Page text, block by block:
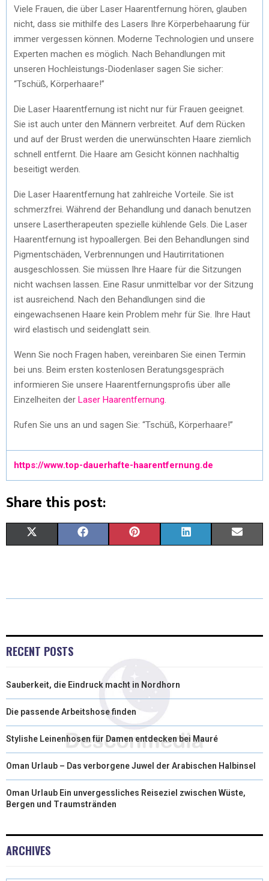
Viele Frauen, die über Laser Haarentfernung hören, glauben
nicht, dass sie mithilfe des Lasers Ihre Körperbehaarung für
immer vergessen können. Moderne Technologien und unsere
Experten machen es möglich. Nach Behandlungen mit
unseren Hochleistungs-Diodenlaser sagen Sie sicher:
“Tschüß, Körperhaare!”
Die Laser Haarentfernung ist nicht nur für Frauen geeignet.
Sie ist auch unter den Männern verbreitet. Auf dem Rücken
und auf der Brust werden die unerwünschten Haare ziemlich
schnell entfernt. Die Haare am Gesicht können nachhaltig
beseitigt werden.
Die Laser Haarentfernung hat zahlreiche Vorteile. Sie ist
schmerzfrei. Während der Behandlung und danach benutzen
unsere Lasertherapeuten spezielle kühlende Gels. Die Laser
Haarentfernung ist hypoallergen. Bei den Behandlungen sind
Pigmentschäden, Verbrennungen und Hautirritationen
ausgeschlossen. Sie müssen Ihre Haare für die Sitzungen
nicht wachsen lassen. Eine Rasur unmittelbar vor der Sitzung
ist ausreichend. Nach den Behandlungen sind die
eingewachsenen Haare kein Problem mehr für Sie. Ihre Haut
wird elastisch und seidenglatt sein.
Wenn Sie noch Fragen haben, vereinbaren Sie einen Termin
bei uns. Beim ersten kostenlosen Beratungsgespräch
informieren Sie unsere Haarentfernungsprofis über alle
Einzelheiten der Laser Haarentfernung
Rufen Sie uns an und sagen Sie: “Tschüß, Körperhaare!”
https://www.top-dauerhafte-haarentfernung.de
Share this post:
W
E
)
E
K
T
S
K I
RECENT POSTS
Sauberkeit, die Eindruck macht in Nordhorn
Die passende Arbeitshose finden
Stylishe Leinenhosen für Damen entdecken bei Mauré
Oman Urlaub – Das verborgene Juwel der Arabischen Halbinsel
Oman Urlaub Ein unvergessliches Reiseziel zwischen Wüste,
Bergen und Traumstränden
ARCHIVES